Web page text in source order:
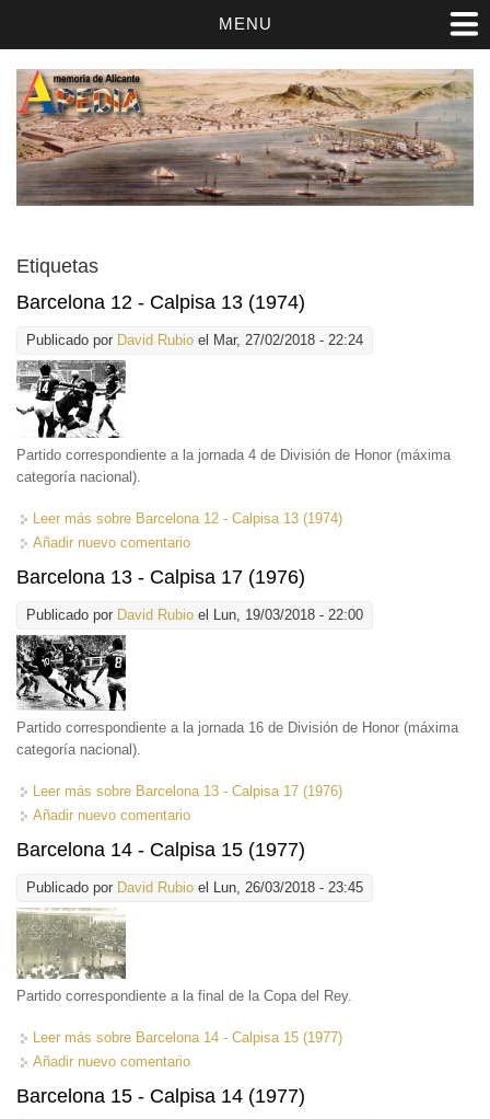
MENU
Etiquetas
Barcelona 12 - Calpisa 13 (1974)
Publicado por David Rubio el Mar, 27/02/2018 - 22:24
Partido correspondiente a la jornada 4 de División de Honor (máxima
categoría nacional).
Leer más sobre Barcelona 12 - Calpisa 13 (1974)
Añadir nuevo comentario
Barcelona 13 - Calpisa 17 (1976)
Publicado por David Rubio el Lun, 19/03/2018 - 22:00
Partido correspondiente a la jornada 16 de División de Honor (máxima
categoría nacional).
Leer más sobre Barcelona 13 - Calpisa 17 (1976)
Añadir nuevo comentario
Barcelona 14 - Calpisa 15 (1977)
Publicado por David Rubio el Lun, 26/03/2018 - 23:45
Partido correspondiente a la final de la Copa del Rey.
Leer más sobre Barcelona 14 - Calpisa 15 (1977)
Añadir nuevo comentario
Barcelona 15 - Calpisa 14 (1977)